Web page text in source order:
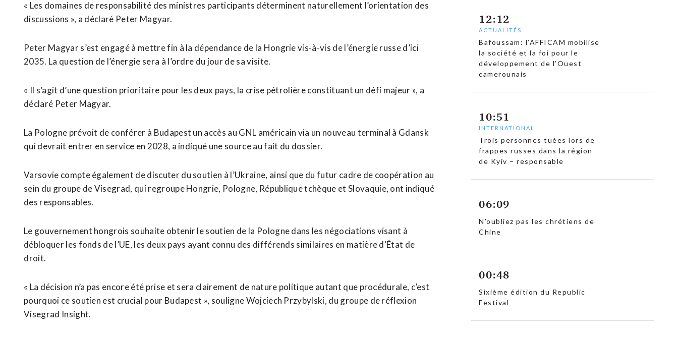
« Les domaines de responsabilité des ministres participants déterminent naturellement l’orientation des
discussions », a déclaré Peter Magyar.
Peter Magyar s’est engagé à mettre fin à la dépendance ​de la Hongrie vis-à-vis de l’énergie russe d’ici
2035. La question de l’énergie sera à l’ordre du jour de sa visite.
« Il s’agit d’une question prioritaire pour les deux pays, la ‌crise pétrolière constituant un défi ​majeur », a
déclaré Peter Magyar.
La Pologne prévoit de conférer à Budapest un accès au GNL américain via un nouveau terminal à Gdansk
qui ​devrait entrer en service en 2028, a indiqué une source au fait du dossier.
Varsovie compte également de discuter du soutien à l’Ukraine, ainsi que du futur cadre de coopération au
sein du groupe de Visegrad, qui regroupe Hongrie, Pologne, République tchèque et Slovaquie, ont indiqué
des responsables.
Le gouvernement hongrois souhaite obtenir le soutien de la Pologne dans les négociations visant à
débloquer les fonds de l’UE, les deux pays ayant connu des différends similaires en matière d’État de
⁠droit.
« La décision n’a pas encore été prise et sera clairement de nature politique autant que procédurale, c’est
pourquoi ce soutien est crucial pour Budapest », souligne Wojciech Przybylski, du groupe de réflexion
Visegrad Insight.
12:12
ACTUALITÉS
Bafoussam: l’AFFICAM mobilise
la société et la foi pour le
développement de l’Ouest
camerounais
10:51
INTERNATIONAL
Trois personnes tuées lors de
frappes russes dans la région
de Kyiv – responsable
06:09
N’oubliez pas les chrétiens de
Chine
00:48
Sixième édition du Republic
Festival